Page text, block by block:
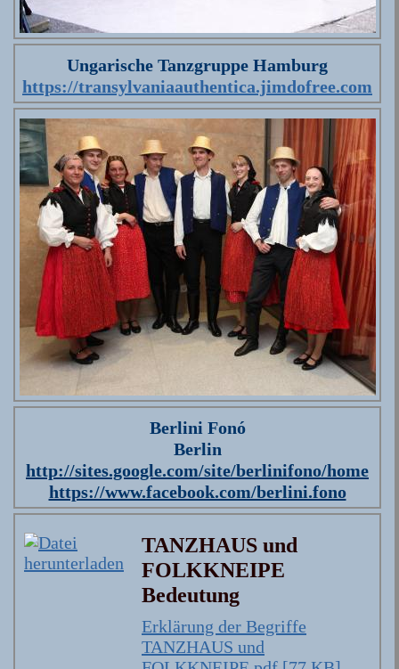
Ungarische Tanzgruppe Hamburg
https://transylvaniaauthentica.jimdofree.com
Berlini Fonó
Berlin
http://sites.google.com/site/berlinifono/home
https://www.facebook.com/berlini.fono
TANZHAUS und
FOLKKNEIPE
Bedeutung
Erklärung der Begriffe
TANZHAUS und